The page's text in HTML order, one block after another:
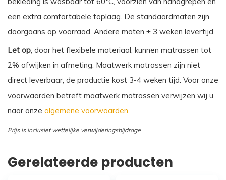
een extra comfortabele toplaag. De standaardmaten zijn
doorgaans op voorraad. Andere maten ± 3 weken levertijd.
Let op, door het flexibele materiaal, kunnen matrassen tot
2% afwijken in afmeting. Maatwerk matrassen zijn niet
direct leverbaar, de productie kost 3-4 weken tijd. Voor onze
voorwaarden betreft maatwerk matrassen verwijzen wij u
naar onze algemene voorwaarden.
Prijs is inclusief wettelijke verwijderingsbijdrage
Gerelateerde producten